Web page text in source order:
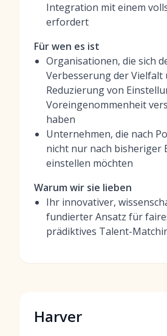
Integration mit einem
erfordert
Für wen es ist
Organisationen, die sich
Verbesserung der Vielfalt
Reduzierung von
Voreingenommenheit
haben
Unternehmen, die nach
nicht nur nach bisheriger
einstellen möchten
Warum wir sie lieben
Ihr innovativer,
fundierter Ansatz für
prädiktives Talent-
Harver